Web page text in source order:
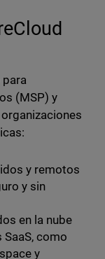
para
(MSP) y
y remotos
y sin
en la nube
como
y